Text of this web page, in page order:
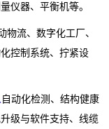
仪器、平衡机等。
物流、数字化工厂、
控制系统、拧紧设
自动化检测、结构健康
级与软件支持、线缆